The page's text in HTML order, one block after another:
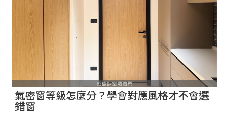
氣密窗等級怎麼分？學會對應風格才不會選
錯窗